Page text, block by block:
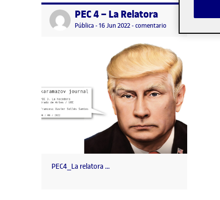
Publicado porPEC 4 – La Relatora
Visibilidad:
Pública-Fecha de publicación
16 Jun 2022-comentario
PEC4_La relatora …